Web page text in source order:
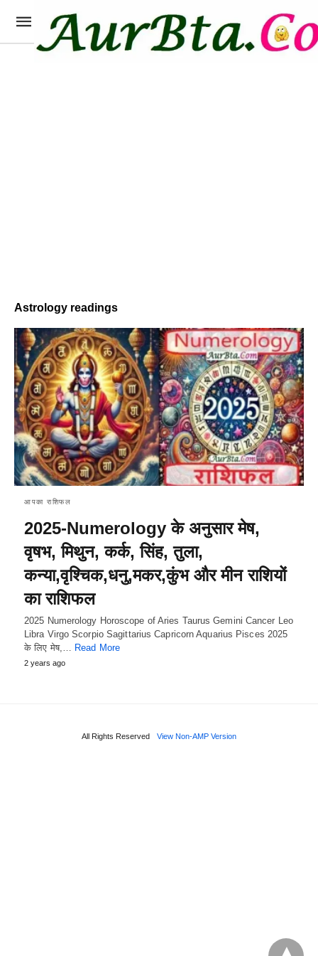
Astrology readings
आपका राशिफल
2025-Numerology के अनुसार मेष,
वृषभ, मिथुन, कर्क, सिंह, तुला,
कन्या,वृश्चिक,धनु,मकर,कुंभ और मीन राशियों
का राशिफल
2025 Numerology Horoscope of Aries Taurus Gemini Cancer Leo
Libra Virgo Scorpio Sagittarius Capricorn Aquarius Pisces 2025
के लिए मेष,… Read More
2 years ago
All Rights Reserved View Non-AMP Version